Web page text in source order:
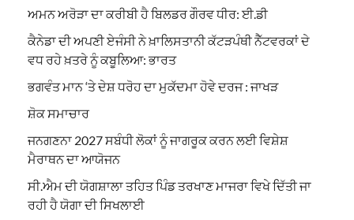
ਅਮਨ ਅਰੋੜਾ ਦਾ ਕਰੀਬੀ ਹੈ ਬਿਲਡਰ ਗੌਰਵ ਧੀਰ: ਈ.ਡੀ
ਕੈਨੇਡਾ ਦੀ ਅਪਣੀ ਏਜੰਸੀ ਨੇ ਖ਼ਾਲਿਸਤਾਨੀ ਕੱਟੜਪੰਥੀ ਨੈੱਟਵਰਕਾਂ ਦੇ
ਵਧ ਰਹੇ ਖ਼ਤਰੇ ਨੂੰ ਕਬੂਲਿਆ: ਭਾਰਤ
ਭਗਵੰਤ ਮਾਨ ‘ਤੇ ਦੇਸ਼ ਧਰੋਹ ਦਾ ਮੁਕੱਦਮਾ ਹੋਵੇ ਦਰਜ : ਜਾਖੜ
ਸ਼ੋਕ ਸਮਾਚਾਰ
ਜਨਗਣਨਾ 2027 ਸਬੰਧੀ ਲੋਕਾਂ ਨੂੰ ਜਾਗਰੂਕ ਕਰਨ ਲਈ ਵਿਸ਼ੇਸ਼
ਮੈਰਾਥਨ ਦਾ ਆਯੋਜਨ
ਸੀ.ਐਮ ਦੀ ਯੋਗਸ਼ਾਲਾ ਤਹਿਤ ਪਿੰਡ ਤਰਖਾਣ ਮਾਜਰਾ ਵਿਖੇ ਦਿੱਤੀ ਜਾ
ਰਹੀ ਹੈ ਯੋਗਾ ਦੀ ਸਿਖਲਾਈ